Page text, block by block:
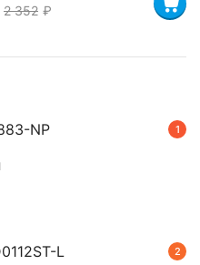
2 352 ₽
1
NP
2
L